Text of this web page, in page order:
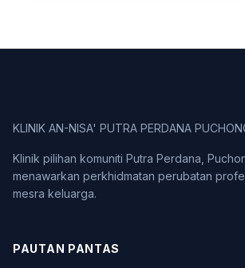
KLINIK AN-NISA' PUTRA PERDANA
Klinik pilihan komuniti Putra Perdana,
menawarkan perkhidmatan perubatan
mesra keluarga.
PAUTAN PANTAS